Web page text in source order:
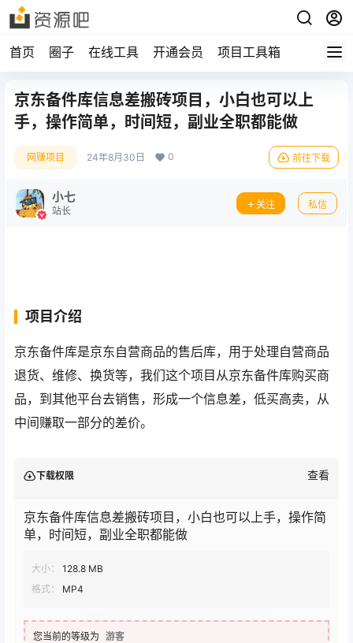
首页 圈子 在线工具 开通会员 项目工具箱
京东备件库信息差搬砖项目，小白也可以上
手，操作简单，时间短，副业全职都能做
网赚项目 24年8月30日 0 前往下载
小七
站长
关注 私信
项目介绍
京东备件库是京东自营商品的售后库，用于处理自营商品
退货、维修、换货等，我们这个项目从京东备件库购买商
品，到其他平台去销售，形成一个信息差，低买高卖，从
中间赚取一部分的差价。
下载权限 查看
京东备件库信息差搬砖项目，小白也可以上手，操作简
单，时间短，副业全职都能做
大小：
128.8 MB
格式：
MP4
您当前的等级为 游客